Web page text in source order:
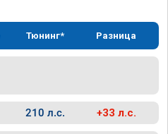
Тюнинг* Разница
210 л.с. +33 л.с.